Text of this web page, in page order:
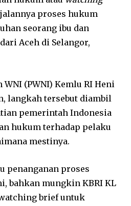
proses hukum
seorang ibu dan
Aceh di Selangor,
(PWNI) Kemlu RI Heni
langkah tersebut diambil
pemerintah Indonesia
hukum terhadap pelaku
mestinya.
penanganan proses
bahkan mungkin KBRI KL
brief untuk